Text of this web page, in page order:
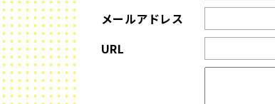
メールアドレス
URL